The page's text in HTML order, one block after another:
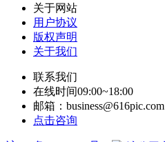
关于网站
用户协议
版权声明
关于我们
联系我们
在线时间09:00~18:00
邮箱：business@616pic.com
点击咨询